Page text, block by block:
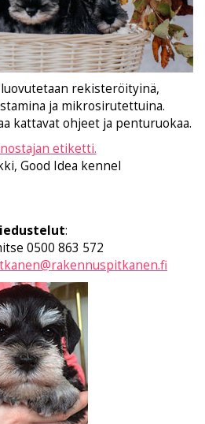
rekisteröityinä,
ja mikrosirutettuina.
kattavat ohjeet ja penturuokaa.
etiketti.
Good Idea kennel
:
0500 863 572